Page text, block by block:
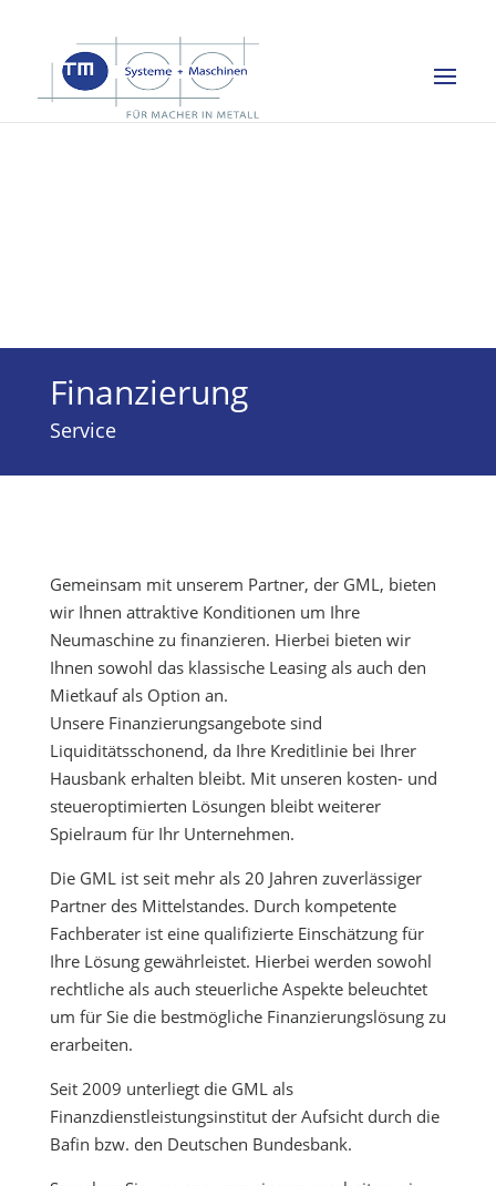
Finanzierung
Service
Gemeinsam mit unserem Partner, der GML, bieten
wir Ihnen attraktive Konditionen um Ihre
Neumaschine zu finanzieren. Hierbei bieten wir
Ihnen sowohl das klassische Leasing als auch den
Mietkauf als Option an.
Unsere Finanzierungsangebote sind
Liquiditätsschonend, da Ihre Kreditlinie bei Ihrer
Hausbank erhalten bleibt. Mit unseren kosten- und
steueroptimierten Lösungen bleibt weiterer
Spielraum für Ihr Unternehmen.
Die GML ist seit mehr als 20 Jahren zuverlässiger
Partner des Mittelstandes. Durch kompetente
Fachberater ist eine qualifizierte Einschätzung für
Ihre Lösung gewährleistet. Hierbei werden sowohl
rechtliche als auch steuerliche Aspekte beleuchtet
um für Sie die bestmögliche Finanzierungslösung zu
erarbeiten.
Seit 2009 unterliegt die GML als
Finanzdienstleistungsinstitut der Aufsicht durch die
Bafin bzw. den Deutschen Bundesbank.